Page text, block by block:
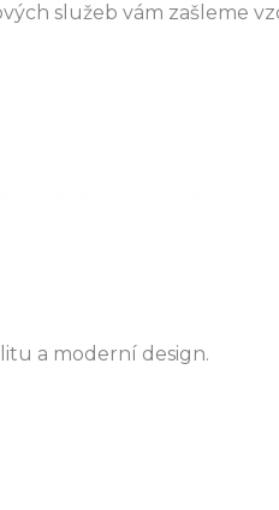
služeb vám zašleme
a moderní design.